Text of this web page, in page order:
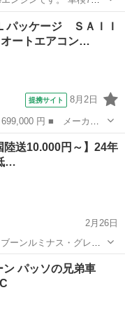
エンジン
パッケージ ＳＡＩＩ
ートエアコン…
提携サイト 8月2日
ード名： Ｘ Ｌパッ
エアコン 走行無制限
送10.000円～】24年
…
2月26日
ント◇ 〇実走行１０...
車両
パッソの兄弟車